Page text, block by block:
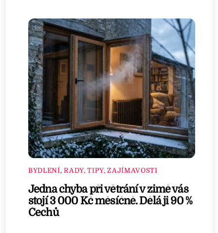
BYDLENÍ,RADY, TIPY, ZAJÍMAVOSTI
Jedna chyba při větrání v zimě vás
stojí 3 000 Kč měsíčně. Dělá ji 90 %
Čechů